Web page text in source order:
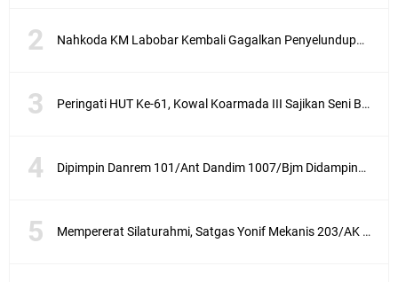
Nahkoda KM Labobar Kembali Gagalkan Penyelundupan 4 Ekor Burung Cendrawasih Asal Papua
Peringati HUT Ke-61, Kowal Koarmada III Sajikan Seni Budaya Khas Papua
Dipimpin Danrem 101/Ant Dandim 1007/Bjm Didampingi Ketua Persit KCK Cabang XXX Koorcab Rem 101 PD VI/Mlw Hadiri Sertijab Dandim 1002/HSS
Mempererat Silaturahmi, Satgas Yonif Mekanis 203/AK Laksanakan Anjangsana Bersama Babinsa